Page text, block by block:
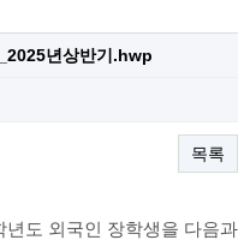
년상반기.hwp
목록
도 외국인 장학생을 다음과